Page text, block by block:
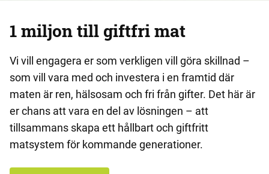
1 miljon till giftfri mat
Vi vill engagera er som verkligen vill göra skillnad –
som vill vara med och investera i en framtid där
maten är ren, hälsosam och fri från gifter. Det här är
er chans att vara en del av lösningen – att
tillsammans skapa ett hållbart och giftfritt
matsystem för kommande generationer.